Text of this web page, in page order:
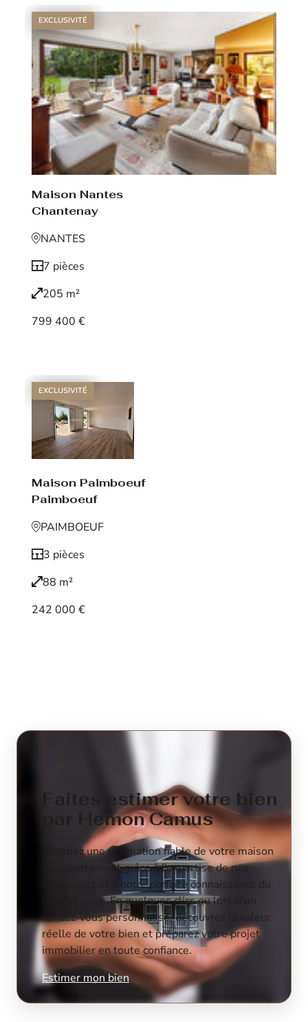
EXCLUSIVITÉ
Maison Nantes
Chantenay
NANTES
7 pièces
205 m²
799 400 €
EXCLUSIVITÉ
Maison Paimboeuf
Paimboeuf
PAIMBOEUF
3 pièces
88 m²
242 000 €
Faites estimer votre bien
par Hemon Camus
Obtenez une estimation fiable de votre maison
ou appartement grâce à l’expertise de nos
conseillers et à notre parfaite connaissance du
marché local. En quelques clics ou lors d’un
rendez-vous personnalisé, découvrez la valeur
réelle de votre bien et préparez votre projet
immobilier en toute confiance.
Estimer mon bien